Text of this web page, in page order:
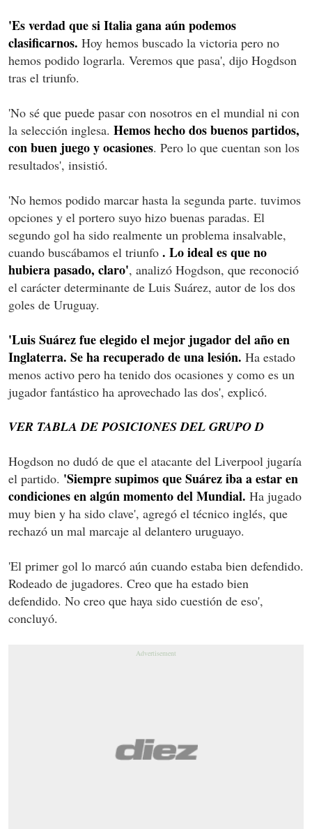
'Es verdad que si Italia gana aún podemos
clasificarnos. Hoy hemos buscado la victoria pero no
hemos podido lograrla. Veremos que pasa', dijo Hogdson
tras el triunfo.
'No sé que puede pasar con nosotros en el mundial ni con
la selección inglesa. Hemos hecho dos buenos partidos,
con buen juego y ocasiones. Pero lo que cuentan son los
resultados', insistió.
'No hemos podido marcar hasta la segunda parte. tuvimos
opciones y el portero suyo hizo buenas paradas. El
segundo gol ha sido realmente un problema insalvable,
cuando buscábamos el triunfo . Lo ideal es que no
hubiera pasado, claro', analizó Hogdson, que reconoció
el carácter determinante de Luis Suárez, autor de los dos
goles de Uruguay.
'Luis Suárez fue elegido el mejor jugador del año en
Inglaterra. Se ha recuperado de una lesión. Ha estado
menos activo pero ha tenido dos ocasiones y como es un
jugador fantástico ha aprovechado las dos', explicó.
VER TABLA DE POSICIONES DEL GRUPO D
Hogdson no dudó de que el atacante del Liverpool jugaría
el partido. 'Siempre supimos que Suárez iba a estar en
condiciones en algún momento del Mundial. Ha jugado
muy bien y ha sido clave', agregó el técnico inglés, que
rechazó un mal marcaje al delantero uruguayo.
'El primer gol lo marcó aún cuando estaba bien defendido.
Rodeado de jugadores. Creo que ha estado bien
defendido. No creo que haya sido cuestión de eso',
concluyó.